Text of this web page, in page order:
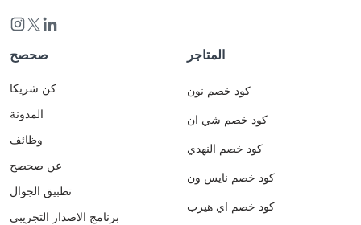
صحصح
كن شريكا
المدونة
وظائف
عن صحصح
تطبيق الجوال
برنامج الاصدار التجريبي
المتاجر
كود خصم نون
كود خصم شي ان
كود خصم النهدي
كود خصم نايس ون
كود خصم اي هيرب